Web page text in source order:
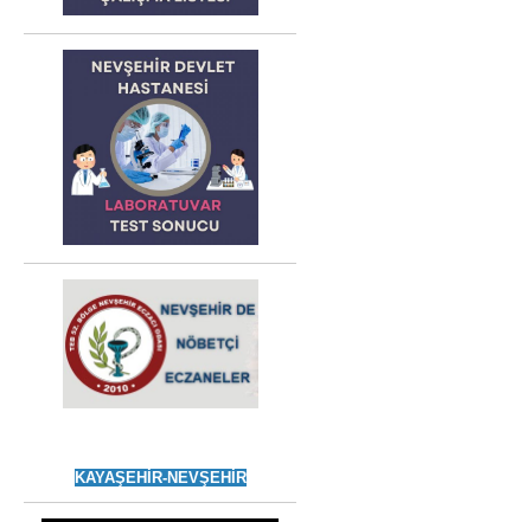
KAYAŞEHİR-NEVŞEHİR